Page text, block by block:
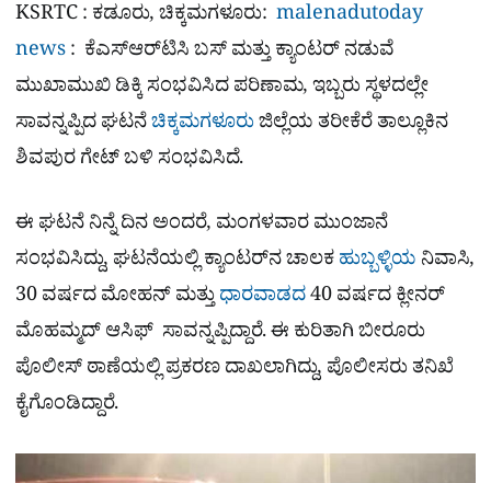
p
p k
a
m
a
r
KSRTC : ಕಡೂರು, ಚಿಕ್ಕಮಗಳೂರು: malenadutoday
news: ಕೆಎಸ್‌ಆರ್‌ಟಿಸಿ ಬಸ್ ಮತ್ತು ಕ್ಯಾಂಟರ್ ನಡುವೆ
ಮುಖಾಮುಖಿ ಡಿಕ್ಕಿ ಸಂಭವಿಸಿದ ಪರಿಣಾಮ, ಇಬ್ಬರು ಸ್ಥಳದಲ್ಲೇ
ಸಾವನ್ನಪ್ಪಿದ ಘಟನೆಚಿಕ್ಕಮಗಳೂರುಜಿಲ್ಲೆಯ ತರೀಕೆರೆ ತಾಲ್ಲೂಕಿನ
ಶಿವಪುರ ಗೇಟ್ ಬಳಿ ಸಂಭವಿಸಿದೆ.
ಈ ಘಟನೆ ನಿನ್ನೆ ದಿನ ಅಂದರೆ, ಮಂಗಳವಾರ ಮುಂಜಾನೆ
ಸಂಭವಿಸಿದ್ದು, ಘಟನೆಯಲ್ಲಿ ಕ್ಯಾಂಟರ್‌ನ ಚಾಲಕಹುಬ್ಬಳ್ಳಿಯ ನಿವಾಸಿ,
30 ವರ್ಷದ ಮೋಹನ್ ಮತ್ತುಧಾರವಾಡದ40 ವರ್ಷದ ಕ್ಲೀನರ್
ಮೊಹಮ್ಮದ್ ಆಸಿಫ್ ಸಾವನ್ನಪ್ಪಿದ್ದಾರೆ. ಈ ಕುರಿತಾಗಿ ಬೀರೂರು
ಪೊಲೀಸ್ ಠಾಣೆಯಲ್ಲಿ ಪ್ರಕರಣ ದಾಖಲಾಗಿದ್ದು, ಪೊಲೀಸರು ತನಿಖೆ
ಕೈಗೊಂಡಿದ್ದಾರೆ.